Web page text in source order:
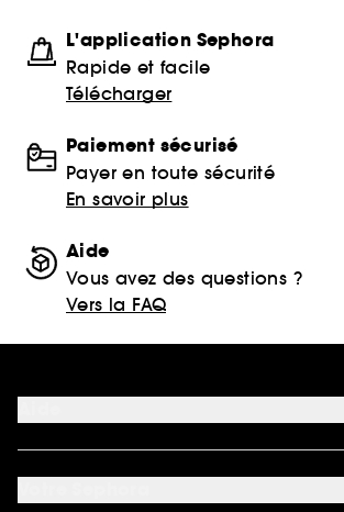
L'application Sephora
Rapide et facile
Télécharger
Paiement sécurisé
Payer en toute sécurité
En savoir plus
Aide
Vous avez des questions ?
Vers la FAQ
FAQ
Nous contacter